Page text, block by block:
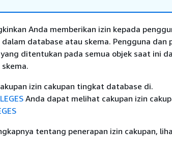
Anda memberikan izin kepada
database atau skema. Pengguna dan
ditentukan pada semua objek saat ini
izin cakupan tingkat database di.
Anda dapat melihat cakupan izin
tentang penerapan izin cakupan,